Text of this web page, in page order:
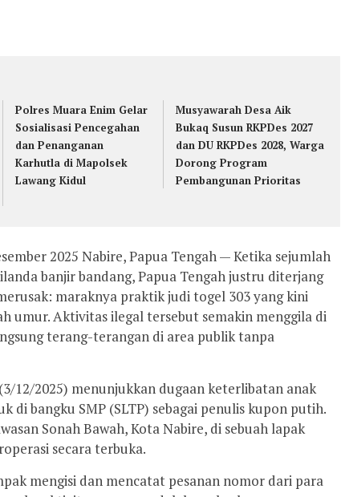
Polres Muara Enim Gelar
Sosialisasi Pencegahan
dan Penanganan
Karhutla di Mapolsek
Lawang Kidul
Musyawarah Desa Aik
Bukaq Susun RKPDes 2027
dan DU RKPDes 2028, Warga
Dorong Program
Pembangunan Prioritas
2025 Nabire, Papua Tengah — Ketika sejumlah
banjir bandang, Papua Tengah justru diterjang
maraknya praktik judi togel 303 yang kini
umur. Aktivitas ilegal tersebut semakin menggila di
terang-terangan di area publik tanpa
12/2025) menunjukkan dugaan keterlibatan anak
di bangku SMP (SLTP) sebagai penulis kupon putih.
Sonah Bawah, Kota Nabire, di sebuah lapak
secara terbuka.
mengisi dan mencatat pesanan nomor dari para